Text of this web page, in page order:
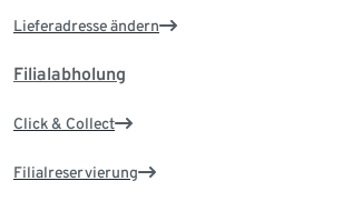
Lieferadresse ändern
Filialabholung
Click & Collect
Filialreservierung